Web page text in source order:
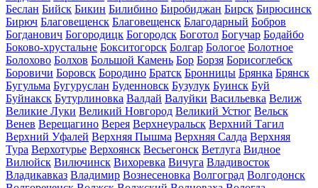
Беслан Бийск Бикин Билибино Биробиджан Бирск Бирюсинск
Бирюч Благовещенск Благовещенск Благодарный Бобров
Богданович Богородицк Богородск Боготол Богучар Бодайбо
Боково-хрустальне Бокситогорск Болгар Бологое Болотное
Болохово Болхов Большой Камень Бор Борзя Борисоглебск
Боровичи Боровск Бородино Братск Бронницы Брянка Брянск
Бугульма Бугуруслан Буденновск Бузулук Буинск Буй
Буйнакск Бутурлиновка Валдай Валуйки Васильевка Велиж
Великие Луки Великий Новгород Великий Устюг Вельск
Венев Верещагино Верея Верхнеуральск Верхний Тагил
Верхний Уфалей Верхняя Пышма Верхняя Салда Верхняя
Тура Верхотурье Верхоянск Весьегонск Ветлуга Видное
Вилюйск Вилючинск Вихоревка Вичуга Владивосток
Владикавказ Владимир Вознесеновка Волгоград Волгодонск